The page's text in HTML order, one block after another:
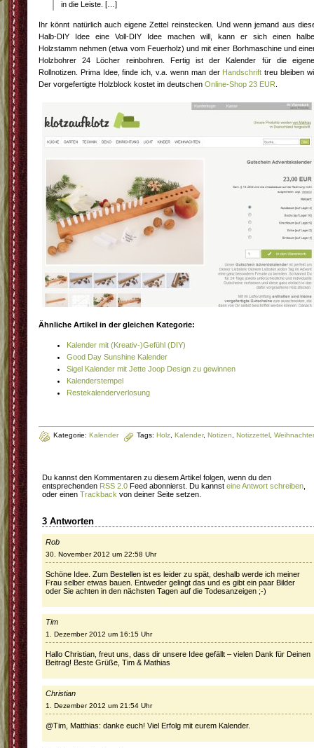
in die Leiste. […]
Ihr könnt natürlich auch eigene Zettel reinstecken. Und wenn jemand aus
Halb-DIY Idee eine Voll-DIY Idee machen will, kann er sich einen
Holzstamm nehmen (etwa vom Feuerholz) und mit einer Borhmaschine und
Holzbohrer 24 Löcher reinbohren. Fertig ist der Kalender für die
Rollnotizen. Prima Idee, finde ich, v.a. wenn man der Handschrift treu bleiben
Der vorgefertigte Holzblock kostet im deutschen Online-Shop 23 EUR
Ähnliche Artikel in der gleichen Kategorie:
Kalender mit (Kreativ-)Gefühl (DIY)
Good Day Sunshine Kalender
Sigel Kalender mit Jette Joop Design zu gewinnen
Kalenderstempel
Restekalenderverlosung
Kategorie: Kalender Tags: Holz Kalender, Notizen Notizzettel
Du kannst den Kommentaren zu diesem Artikel folgen, wenn du den
entsprechenden RSS 2.0 Feed abonnierst. Du kannst eine Antwort schreiben
oder einen Trackback von deiner Seite setzen.
3 Antworten
Rob
30. November 2012 um 22:58 Uhr
Schöne Idee. Zum Bestellen ist es leider zu spät, deshalb werde ich meiner
Frau selber etwas bauen. Entweder gelingt das und es gibt ein paar Bilder
oder Sie achten in den nächsten Tagen auf die Todesanzeigen ;-)
Tim
1. Dezember 2012 um 16:15 Uhr
Hallo Christian, freut uns, dass dir unsere Idee gefällt – vielen Dank für Deinen
Beitrag! Beste Grüße, Tim & Mathias
Christian
1. Dezember 2012 um 21:54 Uhr
@Tim, Matthias: danke euch! Viel Erfolg mit eurem Kalender.